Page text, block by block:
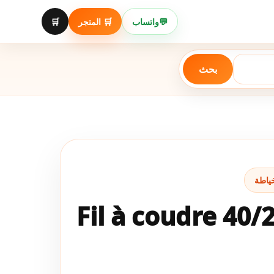
💬واتساب 🛒 المتجر 🛒
بحث
Fil à coudre 40/